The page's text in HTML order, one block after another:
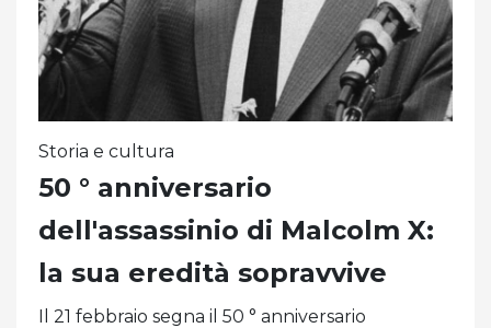
Storia e cultura
50 ° anniversario
dell'assassinio di Malcolm X:
la sua eredità sopravvive
Il 21 febbraio segna il 50 ° anniversario